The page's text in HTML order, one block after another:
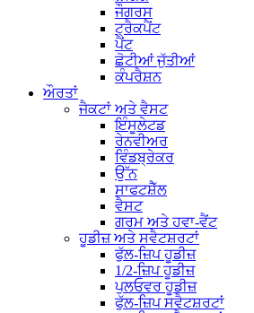
ਜੌਗਰਸ
ਟ੍ਰੈਕਪੈਂਟ
ਪੈਂਟ
ਛੋਟੀਆਂ ਜੁੱਤੀਆਂ
ਕੰਪਰੈਸ਼ਨ
ਔਰਤਾਂ
ਜੈਕਟਾਂ ਅਤੇ ਵੈਸਟ
ਇੰਸੂਲੇਟਡ
ਰੇਨਵੀਅਰ
ਵਿੰਡਬ੍ਰੇਕਰ
ਉੱਨ
ਸਾਫਟਸ਼ੈੱਲ
ਵੈਸਟ
ਗਰਮ ਅਤੇ ਹਵਾ-ਵੈਂਟ
ਹੂਡੀਜ਼ ਅਤੇ ਸਵੈਟਸ਼ਰਟਾਂ
ਫੁੱਲ-ਜ਼ਿਪ ਹੂਡੀਜ਼
1/2-ਜ਼ਿਪ ਹੂਡੀਜ਼
ਪੁਲਓਵਰ ਹੂਡੀਜ਼
ਫੁੱਲ-ਜ਼ਿਪ ਸਵੈਟਸ਼ਰਟਾਂ